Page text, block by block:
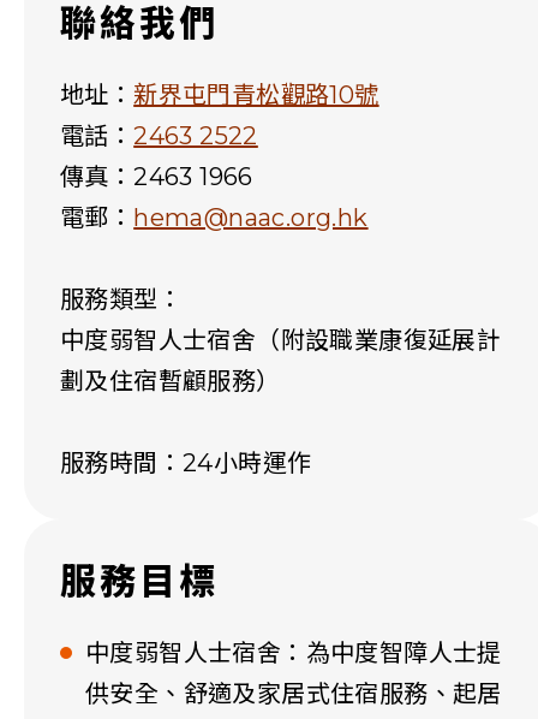
聯絡我們
地址：新界屯門青松觀路10號
電話： 2463 2522
傳真：2463 1966
電郵： hema@naac.org.hk
服務類型：
中度弱智人士宿舍（附設職業康復延展計
劃及住宿暫顧服務）
服務時間：24小時運作
服務目標
中度弱智人士宿舍：為中度智障人士提
供安全、舒適及家居式住宿服務、起居